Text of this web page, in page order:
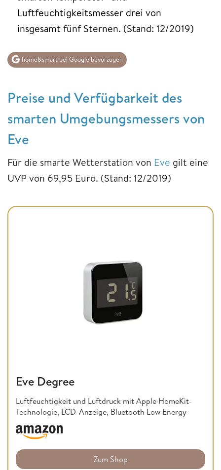
Luftfeuchtigkeitsmesser drei von
insgesamt fünf Sternen. (Stand: 12/2019)
home&smart bei Google bevorzugen
Preise und Verfügbarkeit des
smarten Umgebungsmessers von
Eve
Für die smarte Wetterstation von Eve gilt eine
UVP von 69,95 Euro. (Stand: 12/2019)
Eve Degree
Luftfeuchtigkeit und Luftdruck mit Apple HomeKit-
Technologie, LCD-Anzeige, Bluetooth Low Energy
Zum Shop